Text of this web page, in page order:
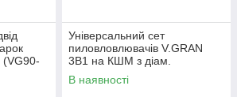
Універсальний сет
пиловловлювачів V.GRAN
3В1 на КШМ з діам.
редуктора 44-52 мм
(Bosch,Dnipro-M,GTM,
В наявності